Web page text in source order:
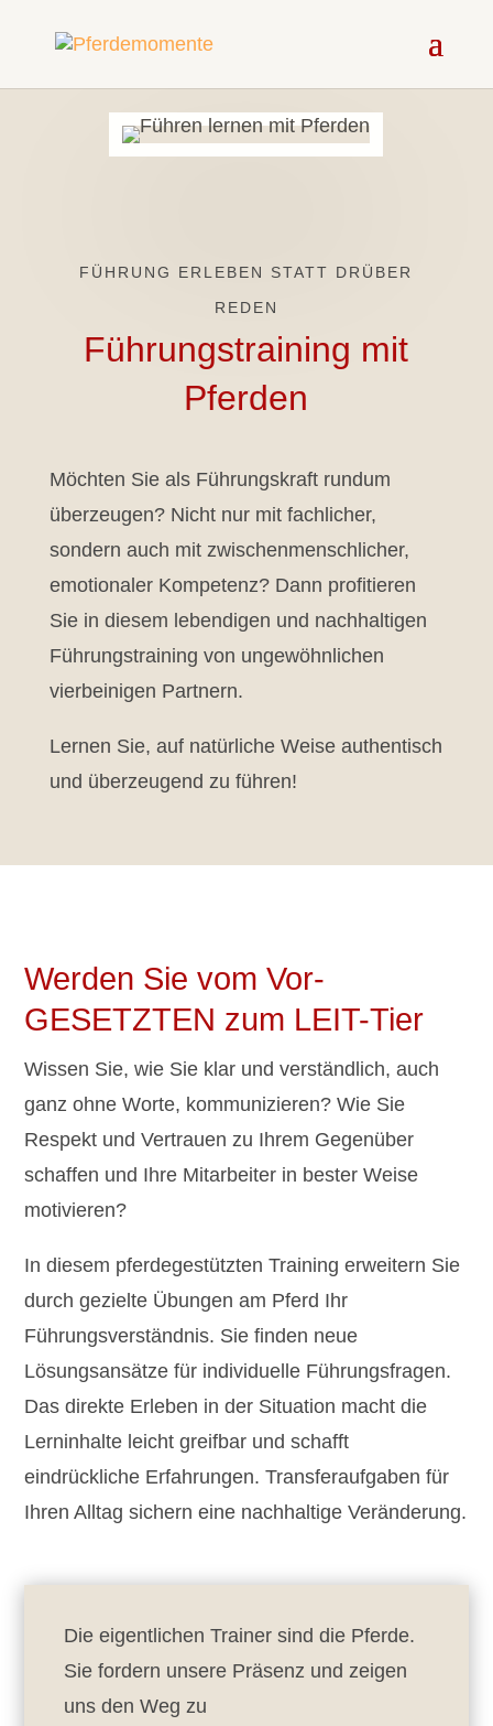
FÜHRUNG ERLEBEN STATT DRÜBER
REDEN
Führungstraining mit
Pferden
Möchten Sie als Führungskraft rundum
überzeugen? Nicht nur mit fachlicher,
sondern auch mit zwischenmenschlicher,
emotionaler Kompetenz? Dann profitieren
Sie in diesem lebendigen und nachhaltigen
Führungstraining von ungewöhnlichen
vierbeinigen Partnern.
Lernen Sie, auf natürliche Weise authentisch
und überzeugend zu führen!
Werden Sie vom Vor-
GESETZTEN zum LEIT-Tier
Wissen Sie, wie Sie klar und verständlich, auch
ganz ohne Worte, kommunizieren? Wie Sie
Respekt und Vertrauen zu Ihrem Gegenüber
schaffen und Ihre Mitarbeiter in bester Weise
motivieren?
In diesem pferdegestützten Training erweitern Sie
durch gezielte Übungen am Pferd Ihr
Führungsverständnis. Sie finden neue
Lösungsansätze für individuelle Führungsfragen.
Das direkte Erleben in der Situation macht die
Lerninhalte leicht greifbar und schafft
eindrückliche Erfahrungen. Transferaufgaben für
Ihren Alltag sichern eine nachhaltige Veränderung.
Die eigentlichen Trainer sind die Pferde.
Sie fordern unsere Präsenz und zeigen
uns den Weg zu